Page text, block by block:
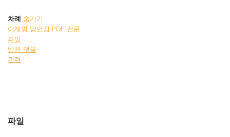
차례
숨기기
이재명 망언집 PDF 전문
파일
반응 댓글
관련
파일